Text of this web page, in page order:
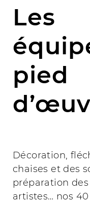
Les
pied
Décoration,
chaises et des
préparation
artistes… nos